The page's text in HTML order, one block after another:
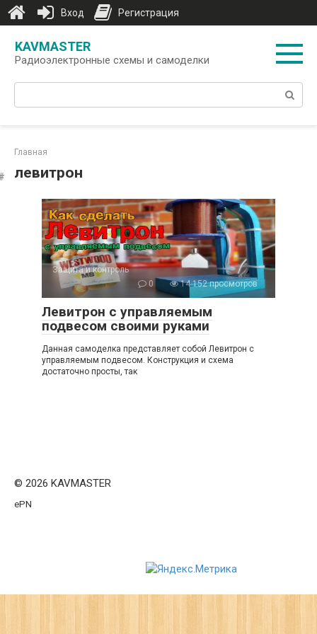
контенту
KAVMASTER
Радиоэлектронные схемы и самоделки
Поиск:
Главная
левитрон
Защита и контроль
0
14 152 просмотров
Левитрон с управляемым
подвесом своими руками
Данная самоделка представляет собой Левитрон с
управляемым подвесом. Конструкция и схема
достаточно просты, так
© 2026 KAVMASTER
ePN
Вход Регистрация